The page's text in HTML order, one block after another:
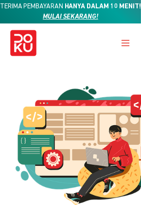
TERIMA PEMBAYARAN HANYA DALAM 10 MENIT!
MULAI SEKARANG!